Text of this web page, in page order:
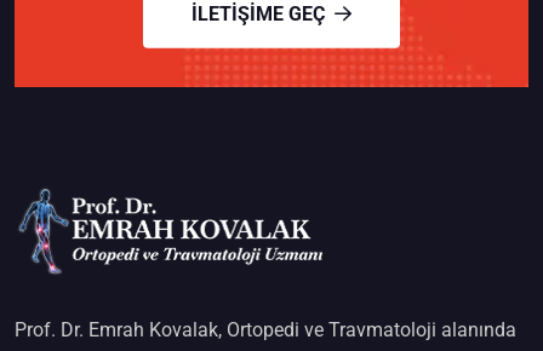
İLETIŞIME GEÇ
Prof. Dr. Emrah Kovalak, Ortopedi ve Travmatoloji alanında